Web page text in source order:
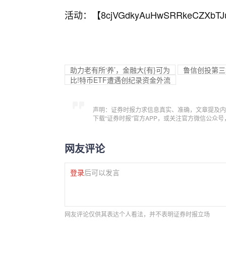
活动：【
助力老有所‘养’，金融大{有}可为
鲁信创投第
比!特币ETF遭遇创纪录资金外流
声明：证券时报力求信息真实、准确，文章提及
下载“证券时报”官方APP，或关注官方微信公众
网友评论
登录后可以发言
网友评论仅供其表达个人看法，并不表明证券时报立场